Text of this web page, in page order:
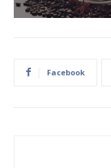
Facebook